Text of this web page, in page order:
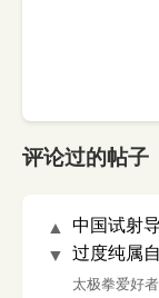
评论过的帖子
▲
▼
中国试射
过度纯属
太极拳爱好者